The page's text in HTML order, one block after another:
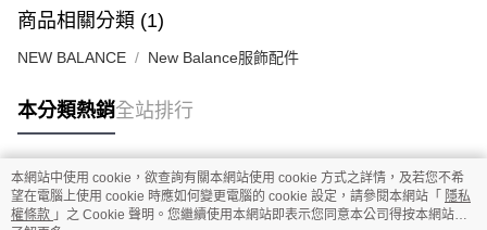
商品相關分類 (1)
NEW BALANCE New Balance服飾配件
本分類熱銷全站排行
熱門標籤
本網站中使用 cookie，欲查詢有關本網站使用 cookie 方式之詳情，及若您不希
望在電腦上使用 cookie 時應如何變更電腦的 cookie 設定，請參閱本網站「 隱私
權條款 」之 Cookie 聲明。您繼續使用本網站即表示您同意本公司得按本網站使